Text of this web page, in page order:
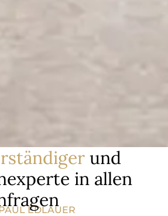
und
in allen
EDLAUER